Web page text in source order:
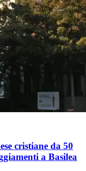
cristiane da 50
a Basilea